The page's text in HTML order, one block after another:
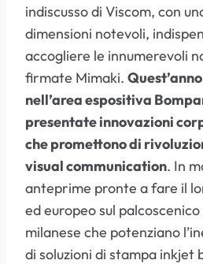
indiscusso di Viscom, con
dimensioni notevoli,
accogliere le innumerevoli
firmate Mimaki.
nell’area espositiva
presentate innovazioni
che promettono di
visual communication. In
anteprime pronte a fare il
ed europeo sul
milanese che potenziano
di soluzioni di stampa inkjet